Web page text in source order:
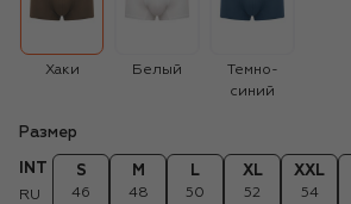
Хаки Белый
Темно-
синий
Размер
INT
RU
S
46
M
48
L
50
XL
52
XXL
54